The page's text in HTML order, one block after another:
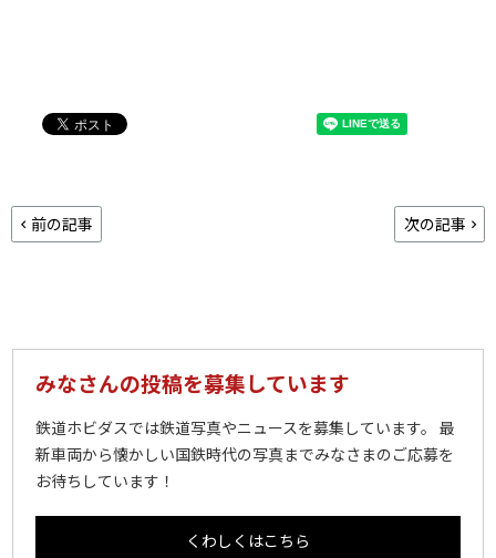
前の記事 次の記事
みなさんの投稿を募集しています
鉄道ホビダスでは鉄道写真やニュースを募集しています。 最
新車両から懐かしい国鉄時代の写真までみなさまのご応募を
お待ちしています！
くわしくはこちら